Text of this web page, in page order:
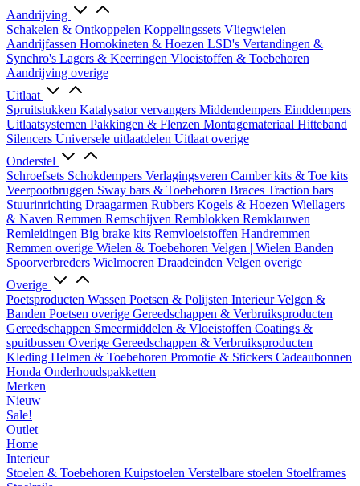
Aandrijving
Schakelen & Ontkoppelen Koppelingssets Vliegwielen
Aandrijfassen Homokineten & Hoezen LSD's Vertandingen &
Synchro's Lagers & Keerringen Vloeistoffen & Toebehoren
Aandrijving overige
Uitlaat
Spruitstukken Katalysator vervangers Middendempers Einddempers
Uitlaatsystemen Pakkingen & Flenzen Montagemateriaal Hitteband
Silencers Universele uitlaatdelen Uitlaat overige
Onderstel
Schroefsets Schokdempers Verlagingsveren Camber kits & Toe kits
Veerpootbruggen Sway bars & Toebehoren Braces Traction bars
Stuurinrichting Draagarmen Rubbers Kogels & Hoezen Wiellagers
& Naven Remmen Remschijven Remblokken Remklauwen
Remleidingen Big brake kits Remvloeistoffen Handremmen
Remmen overige Wielen & Toebehoren Velgen | Wielen Banden
Spoorverbreders Wielmoeren Draadeinden Velgen overige
Overige
Poetsproducten Wassen Poetsen & Polijsten InterieurVelgen &
Banden Poetsen overige Gereedschappen & Verbruiksproducten
Gereedschappen Smeermiddelen & Vloeistoffen Coatings &
spuitbussen Overige Gereedschappen & Verbruiksproducten
Kleding Helmen & Toebehoren Promotie & Stickers Cadeaubonnen
Honda Onderhoudspakketten
Merken
Nieuw
Sale!
Outlet
Home
Interieur
Stoelen & Toebehoren Kuipstoelen Verstelbare stoelen Stoelframes